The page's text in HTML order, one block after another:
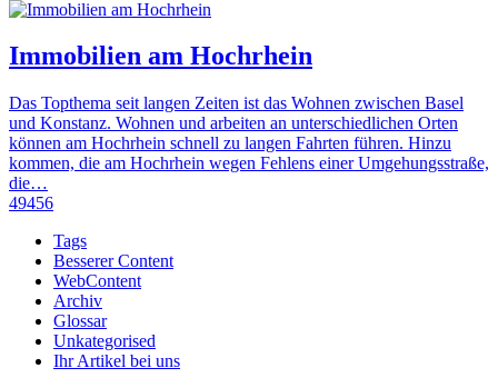
Immobilien am Hochrhein
Das Topthema seit langen Zeiten ist das Wohnen zwischen Basel
und Konstanz. Wohnen und arbeiten an unterschiedlichen Orten
können am Hochrhein schnell zu langen Fahrten führen. Hinzu
kommen, die am Hochrhein wegen Fehlens einer Umgehungsstraße,
die…
49456
Tags
Besserer Content
WebContent
Archiv
Glossar
Unkategorised
Ihr Artikel bei uns